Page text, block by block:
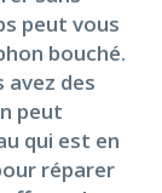
peut vous
bouché.
avez des
peut
qui est en
réparer